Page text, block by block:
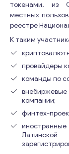
токенами, из
местных
реестре
К таким
провайдеры
команды по
компании;
финтех-